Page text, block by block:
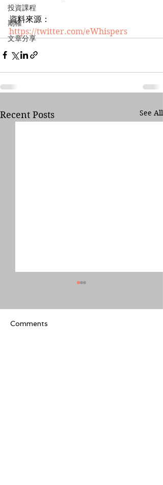
投資課程
期權
文章分享
資料來源：
https://twitter.com/eWhispers
Recent Posts See All
Comments